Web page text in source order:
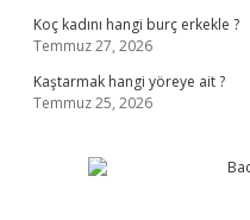
Koç kadını hangi burç erkekle ?
Temmuz 27, 2026
Kaştarmak hangi yöreye ait ?
Temmuz 25, 2026